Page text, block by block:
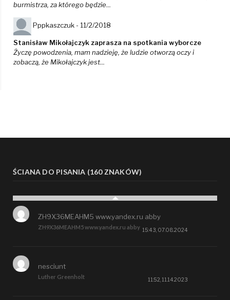
burmistrza, za którego będzie...
Pppkaszczuk - 11/2/2018
Stanisław Mikołajczyk zaprasza na spotkania wyborcze
Życzę powodzenia, mam nadzieję, że ludzie otworzą oczy i
zobaczą, że Mikołajczyk jest...
ŚCIANA DO PISANIA (160 ZNAKÓW)
ZH9X36MEAHM5 www.yandex.ru abby
ZH9X36MEAHM5 www.yandex.ru abby
15:43, 07.08.2024
Luther Greenholt
nesciunt
11:52, 11.14.2023